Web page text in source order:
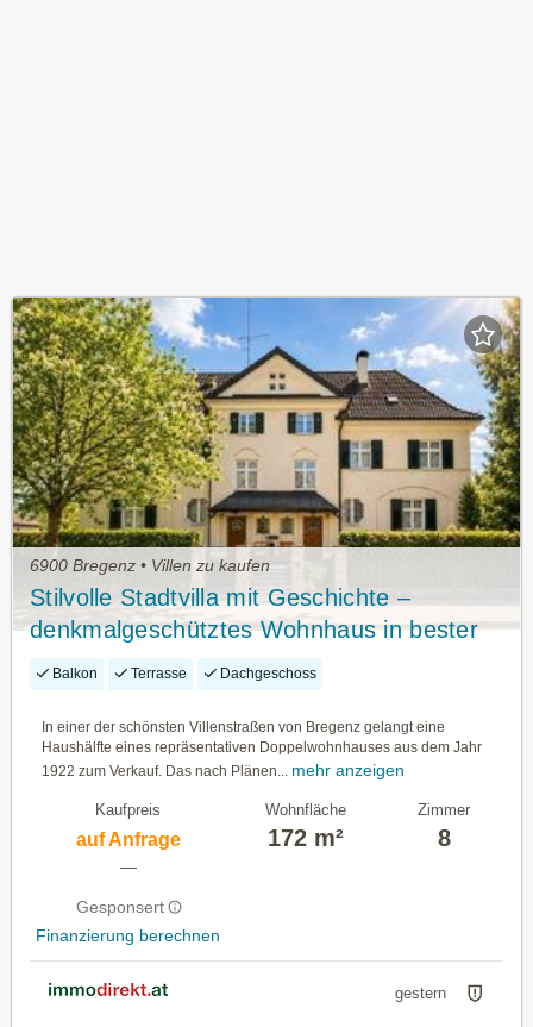
6900 Bregenz • Villen zu kaufen
Stilvolle Stadtvilla mit Geschichte –
denkmalgeschütztes Wohnhaus in bester
Bregenzer Wohnlage
Balkon Terrasse Dachgeschoss
In einer der schönsten Villenstraßen von Bregenz gelangt eine
Haushälfte eines repräsentativen Doppelwohnhauses aus dem Jahr
1922 zum Verkauf. Das nach Plänen... mehr anzeigen
Kaufpreis
auf Anfrage
—
Gesponsert
Finanzierung berechnen
Wohnfläche
172 m²
Zimmer
8
gestern